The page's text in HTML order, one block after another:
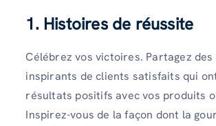
1. Histoires de réussite
Célébrez vos victoires. Partagez des
inspirants de clients satisfaits qui
résultats positifs avec vos produits
Inspirez-vous de la façon dont la